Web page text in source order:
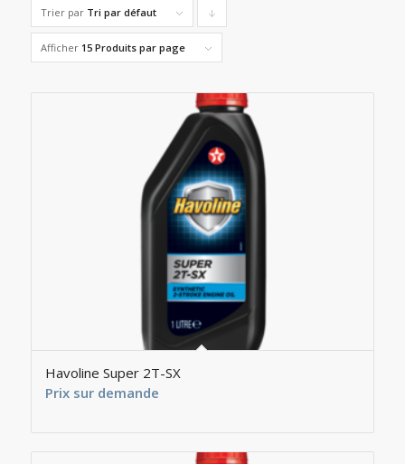
Trier par Tri par défaut
les
produits
en
ordre
descendant
Afficher 15 Produits par page
Havoline Super 2T-SX
Prix sur demande